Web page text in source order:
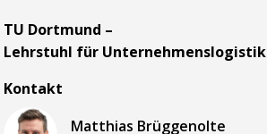
TU Dortmund –
Lehrstuhl für Unternehmenslogistik
Kontakt
Matthias Brüggenolte